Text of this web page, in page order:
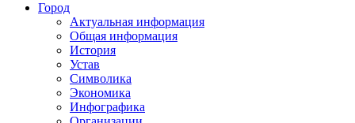
Город
Актуальная информация
Общая информация
История
Устав
Символика
Экономика
Инфографика